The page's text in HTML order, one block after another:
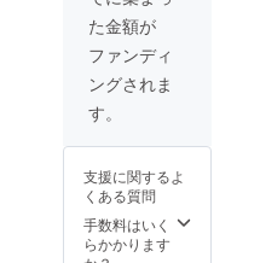
縦x横x
高さ）
原産
国：メ
キシコ
工 中
国
3.6cm x
17.8cm
4.5cm(
原産
国：メ
キシコ
他、縫
製加
工 中
イズ。
表面か
ら裏面
にある
ポケッ
カー
ド、名
刺等
様々な
小物を
入れる
ガンレ
ザーの
代表
格。汚
れても
き、お
簡単。
素材 サ
ボテン
レ
た金額が
ファンディ
ングされま
す。
支援に関するよ
くある質問
手数料はいく
らかかります